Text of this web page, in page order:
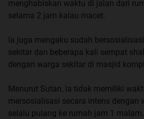
menghabiskan waktu di jalan dari
selama 2 jam kalau macet.
Ia juga mengaku sudah
sekitar dan beberapa kali sempat
dengan warga sekitar di masjid
Menurut Sutan, ia tidak memiliki
mersosialisasi secara intens dengan
selalu pulang ke rumah jam 1 malam.